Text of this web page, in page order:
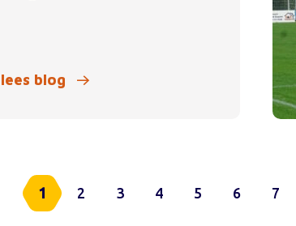
lees blog
1 2 3 4 5 6 7